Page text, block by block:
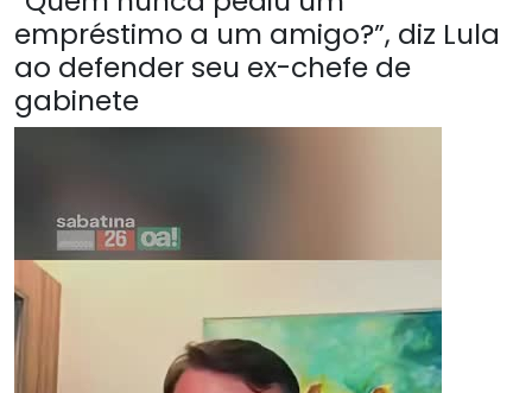
empréstimo a um amigo?”, diz Lula
ao defender seu ex-chefe de
gabinete